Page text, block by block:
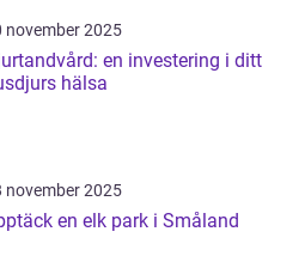
november 2025
en investering i ditt
hälsa
november 2025
en elk park i Småland